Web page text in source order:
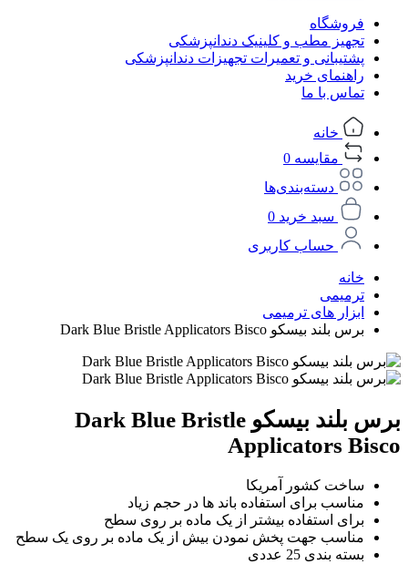
فروشگاه
تجهیز مطب و کلینیک دندانپزشکی
پشتیبانی و تعمیرات تجهیزات دندانپزشکی
راهنمای خرید
تماس با ما
خانه
مقایسه 0
دسته‌بندی‌ها
سبد خرید 0
حساب کاربری
خانه
ترمیمی
ابزار های ترمیمی
برس بلند بیسکو Dark Blue Bristle Applicators Bisco
برس بلند بیسکو Dark Blue Bristle
Applicators Bisco
ساخت کشور آمریکا
مناسب برای استفاده باند ها در حجم زیاد
برای استفاده بیشتر از یک ماده بر روی سطح
مناسب جهت پخش نمودن بیش از یک ماده بر روی یک سطح
بسته بندی 25 عددی